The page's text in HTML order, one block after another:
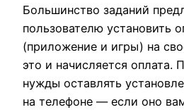
Большинство заданий
пользователю установить
(приложение и игры) на
это и начисляется оплата.
нужды оставлять
на телефоне — если оно